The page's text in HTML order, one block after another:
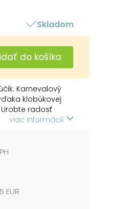
Skladom
do košíka
Karnevalový
klobúkovej
radosť
Nezabudnite si
motívmi
viac informácií